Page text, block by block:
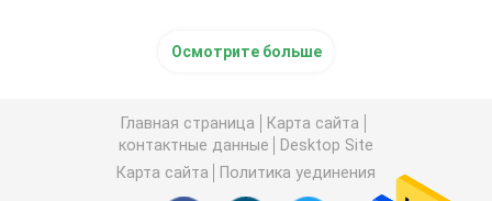
Осмотрите больше
Главная страница
Карта сайта
контактные данные
Desktop Site
Карта сайта
Политика уединения